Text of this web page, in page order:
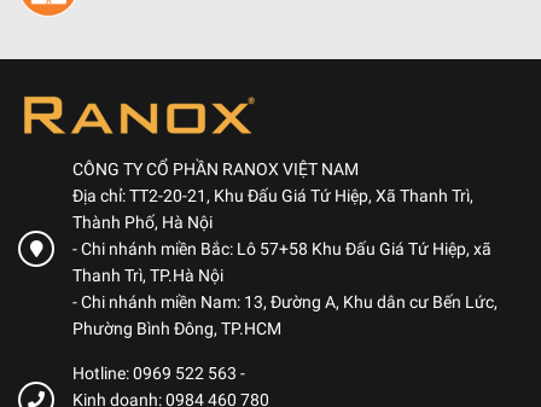
CÔNG TY CỔ PHẦN RANOX VIỆT NAM
Địa chỉ: TT2-20-21, Khu Đấu Giá Tứ Hiệp, Xã Thanh Trì,
Thành Phố, Hà Nội
- Chi nhánh miền Bắc: Lô 57+58 Khu Đấu Giá Tứ Hiệp, xã
Thanh Trì, TP.Hà Nội
- Chi nhánh miền Nam: 13, Đường A, Khu dân cư Bến Lức,
Phường Bình Đông, TP.HCM
Hotline: 0969 522 563 -
Kinh doanh: 0984 460 780